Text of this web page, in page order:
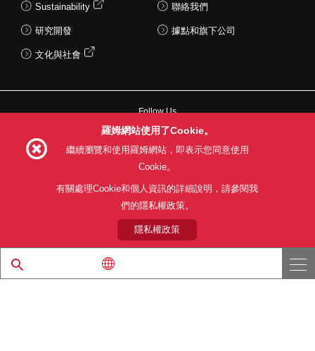
Sustainability
研究開發
文化與社會
聯絡我們
據點和旗下公司
Follow Us
網站使用條款 利用目的 隱私權政策
網站地圖
關於本公司產品銷售之標準條款(PDF)
© 1997 - 2026 ROHM CO., LTD. ALL RIGHTS RESERVED.
羅姆網站使用了Cookie。
繼續瀏覽和使用羅姆網站，即表示您同意使用
Cookie。
有關處理Cookie和個人資訊的詳細說明，請參閱我
們的隱私權政策。
隱私權政策